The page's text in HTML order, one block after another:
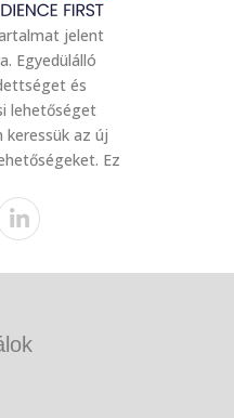
jelent
Egyedülálló
és
lehetőséget
az új
Ez